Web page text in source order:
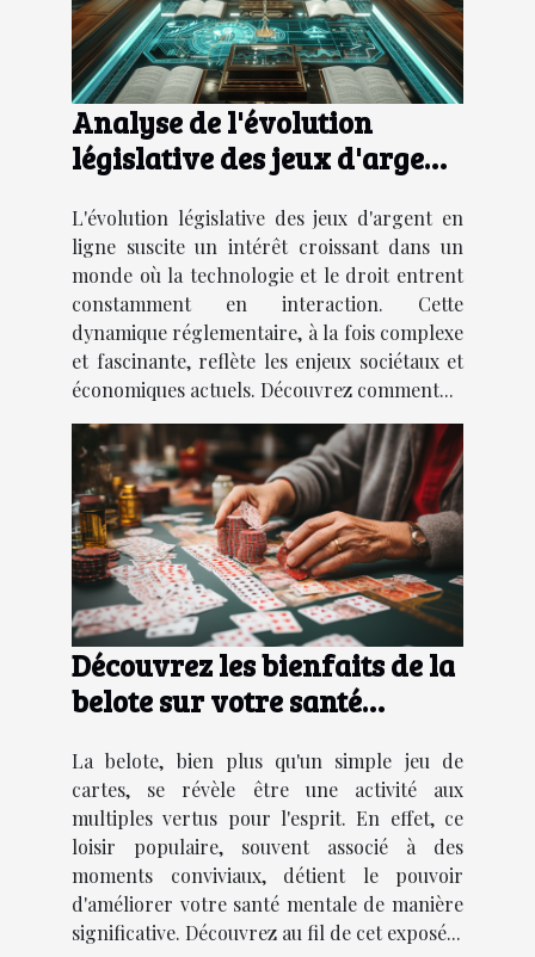
Analyse de l'évolution
législative des jeux d'argent
L'évolution législative des jeux d'argent en
ligne suscite un intérêt croissant dans un
monde où la technologie et le droit entrent
constamment en interaction. Cette
dynamique réglementaire, à la fois complexe
et fascinante, reflète les enjeux sociétaux et
économiques actuels. Découvrez comment...
Découvrez les bienfaits de la
belote sur votre santé
La belote, bien plus qu'un simple jeu de
cartes, se révèle être une activité aux
multiples vertus pour l'esprit. En effet, ce
loisir populaire, souvent associé à des
moments conviviaux, détient le pouvoir
d'améliorer votre santé mentale de manière
significative. Découvrez au fil de cet exposé...